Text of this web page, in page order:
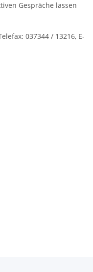
Gespräche lassen
037344 / 13216, E-